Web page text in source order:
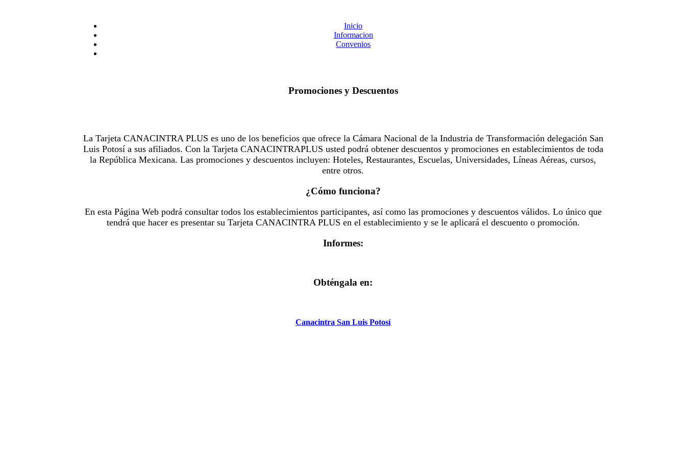
Inicio
Informacion
Convenios
Promociones y Descuentos
La Tarjeta CANACINTRA PLUS es uno de los beneficios que ofrece la Cámara Nacional de la Industria de Transformación delegación San
Luis Potosí a sus afiliados. Con la Tarjeta CANACINTRAPLUS usted podrá obtener descuentos y promociones en establecimientos de toda
la República Mexicana. Las promociones y descuentos incluyen: Hoteles, Restaurantes, Escuelas, Universidades, Líneas Aéreas, cursos,
entre otros.
¿Cómo funciona?
En esta Página Web podrá consultar todos los establecimientos participantes, así como las promociones y descuentos válidos. Lo único que
tendrá que hacer es presentar su Tarjeta CANACINTRA PLUS en el establecimiento y se le aplicará el descuento o promoción.
Informes:
Obténgala en:
Canacintra San Luis Potosí